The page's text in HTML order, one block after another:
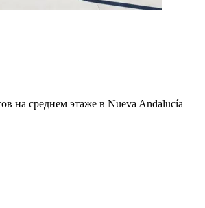
на среднем этаже в Nueva Andalucía